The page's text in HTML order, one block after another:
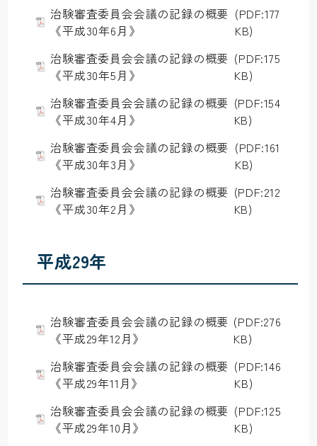
治験審査委員会会議の記録の概要
《平成30年6月》
(PDF:177
KB)
治験審査委員会会議の記録の概要
《平成30年5月》
(PDF:175
KB)
治験審査委員会会議の記録の概要
《平成30年4月》
(PDF:154
KB)
治験審査委員会会議の記録の概要
《平成30年3月》
(PDF:161
KB)
治験審査委員会会議の記録の概要
《平成30年2月》
(PDF:212
KB)
平成29年
治験審査委員会会議の記録の概要
《平成29年12月》
(PDF:276
KB)
治験審査委員会会議の記録の概要
《平成29年11月》
(PDF:146
KB)
治験審査委員会会議の記録の概要
《平成29年10月》
(PDF:125
KB)